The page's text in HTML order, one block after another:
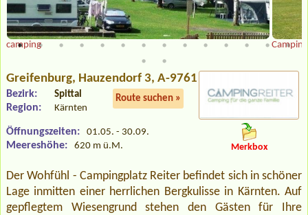
camping
Greifenburg, Hauzendorf 3, A-9761
Route suchen »
Bezirk: Spittal
Region: Kärnten
Öffnungszeiten: 01.05. - 30.09.
Meereshöhe: 620 m ü.M. Merkbox
Der Wohfühl - Campingplatz Reiter befindet sich in schöner
Lage inmitten einer herrlichen Bergkulisse in Kärnten. Auf
gepflegtem Wiesengrund stehen den Gästen für Ihre